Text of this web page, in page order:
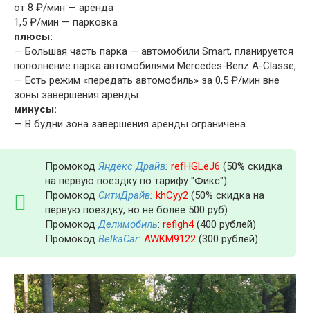
от 8 ₽/мин — аренда
1,5 ₽/мин — парковка
плюсы:
— Большая часть парка — автомобили Smart, планируется
пополнение парка автомобилями Mercedes-Benz A-Classe,
— Есть режим «передать автомобиль» за 0,5 ₽/мин вне
зоны завершения аренды.
минусы:
— В будни зона завершения аренды ограничена.
Промокод Яндекс Драйв: refHGLeJ6 (50% скидка
на первую поездку по тарифу "Фикс")
Промокод СитиДрайв: khCyy2 (50% скидка на
первую поездку, но не более 500 руб)
ПромокодДелимобиль: refigh4(400 рублей)
Промокод BelkaCar: AWKM9122 (300 рублей)